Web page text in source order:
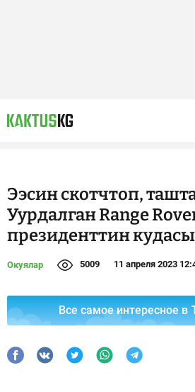
Ээсин скотчтоп,
Уурдалган Range
президенттин
Окуялар 5009 11 апреля 2023
Все самое интересное в